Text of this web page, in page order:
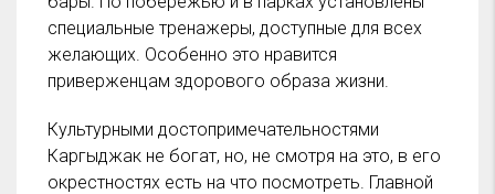
специальные тренажеры, доступные для всех
желающих. Особенно это нравится
приверженцам здорового образа жизни.
Культурными достопримечательностями
Каргыджак не богат, но, не смотря на это, в его
окрестностях есть на что посмотреть. Главной